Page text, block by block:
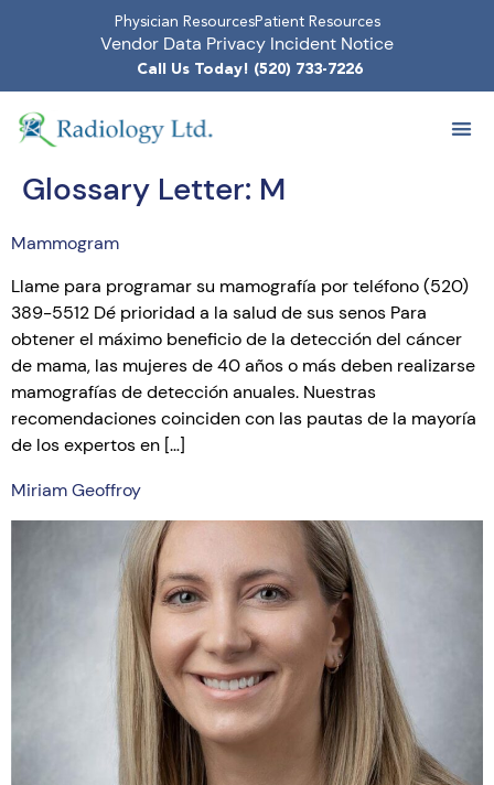
Physician ResourcesPatient Resources
Vendor Data Privacy Incident Notice
Call Us Today! (520) 733-7226
Glossary Letter: M
Mammogram
Llame para programar su mamografía por teléfono (520)
389-5512 Dé prioridad a la salud de sus senos Para
obtener el máximo beneficio de la detección del cáncer
de mama, las mujeres de 40 años o más deben realizarse
mamografías de detección anuales. Nuestras
recomendaciones coinciden con las pautas de la mayoría
de los expertos en […]
Miriam Geoffroy